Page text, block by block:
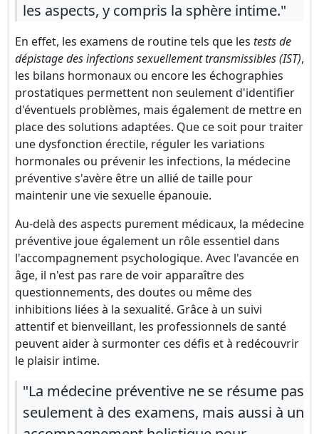
les aspects, y compris la sphère intime."
En effet, les examens de routine tels que les tests de
dépistage des infections sexuellement transmissibles (IST),
les bilans hormonaux ou encore les échographies
prostatiques permettent non seulement d'identifier
d'éventuels problèmes, mais également de mettre en
place des solutions adaptées. Que ce soit pour traiter
une dysfonction érectile, réguler les variations
hormonales ou prévenir les infections, la médecine
préventive s'avère être un allié de taille pour
maintenir une vie sexuelle épanouie.
Au-delà des aspects purement médicaux, la médecine
préventive joue également un rôle essentiel dans
l'accompagnement psychologique. Avec l'avancée en
âge, il n'est pas rare de voir apparaître des
questionnements, des doutes ou même des
inhibitions liées à la sexualité. Grâce à un suivi
attentif et bienveillant, les professionnels de santé
peuvent aider à surmonter ces défis et à redécouvrir
le plaisir intime.
"La médecine préventive ne se résume pas
seulement à des examens, mais aussi à un